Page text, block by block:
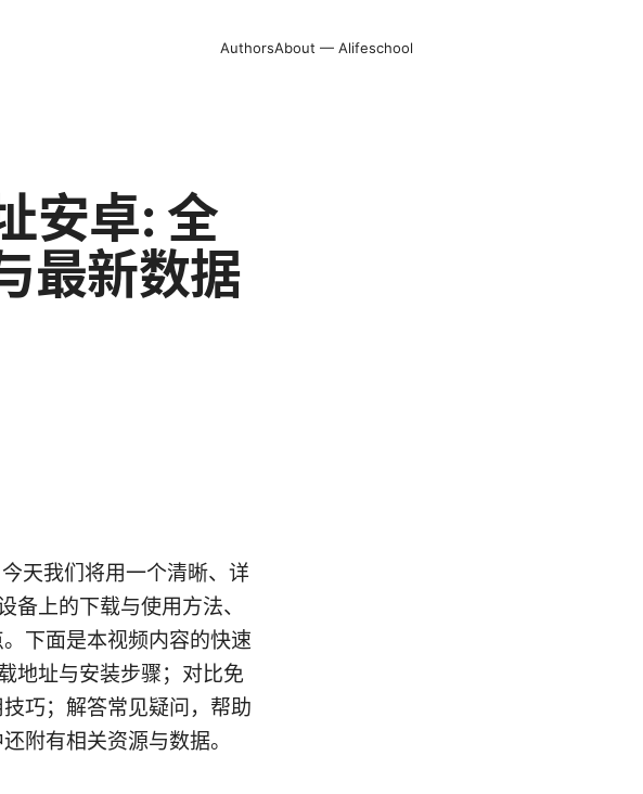
AuthorsAbout — Alifeschool
安卓: 全
最新数据
天我们将用一个清晰、详
上的下载与使用方法、
下面是本视频内容的快速
地址与安装步骤；对比免
巧；解答常见疑问，帮助
附有相关资源与数据。